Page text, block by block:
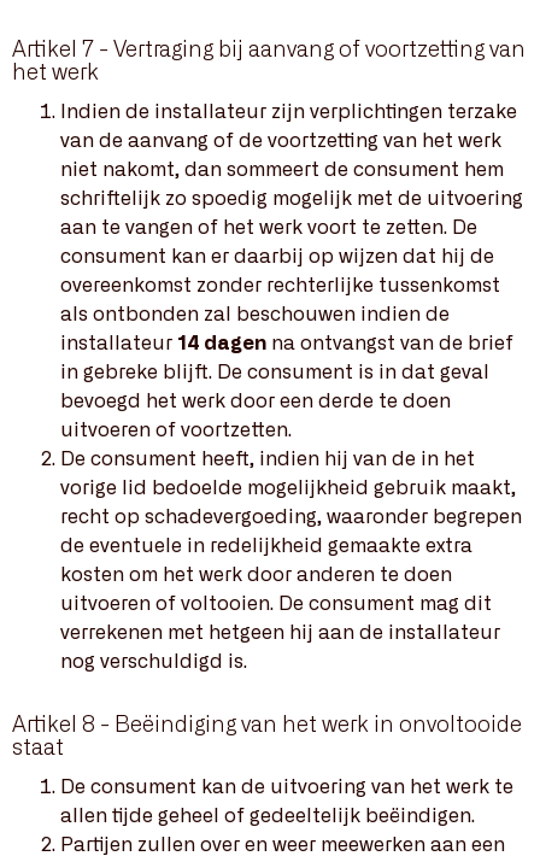
Artikel 7 - Vertraging bij aanvang of voortzetting van
het werk
Indien de installateur zijn verplichtingen terzake
van de aanvang of de voortzetting van het werk
niet nakomt, dan sommeert de consument hem
schriftelijk zo spoedig mogelijk met de uitvoering
aan te vangen of het werk voort te zetten. De
consument kan er daarbij op wijzen dat hij de
overeenkomst zonder rechterlijke tussenkomst
als ontbonden zal beschouwen indien de
installateur 14 dagen na ontvangst van de brief
in gebreke blijft. De consument is in dat geval
bevoegd het werk door een derde te doen
uitvoeren of voortzetten.
De consument heeft, indien hij van de in het
vorige lid bedoelde mogelijkheid gebruik maakt,
recht op schadevergoeding, waaronder begrepen
de eventuele in redelijkheid gemaakte extra
kosten om het werk door anderen te doen
uitvoeren of voltooien. De consument mag dit
verrekenen met hetgeen hij aan de installateur
nog verschuldigd is.
Artikel 8 - Beëindiging van het werk in onvoltooide
staat
De consument kan de uitvoering van het werk te
allen tijde geheel of gedeeltelijk beëindigen.
Partijen zullen over en weer meewerken aan een